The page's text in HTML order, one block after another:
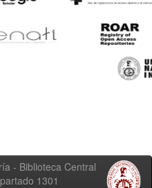
- Biblioteca Central
1301